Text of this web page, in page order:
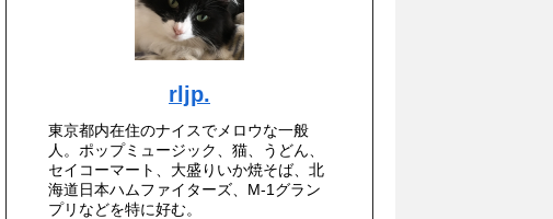
rljp.
東京都内在住のナイスでメロウな一般
人。ポップミュージック、猫、うどん、
セイコーマート、大盛りいか焼そば、北
海道日本ハムファイターズ、M-1グラン
プリなどを特に好む。